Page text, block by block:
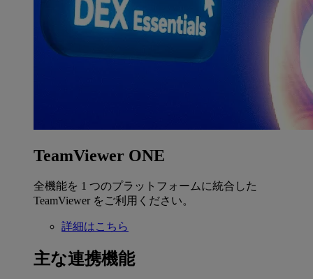
TeamViewer ONE
全機能を 1 つのプラットフォームに統合した
TeamViewer をご利用ください。
詳細はこちら
主な連携機能